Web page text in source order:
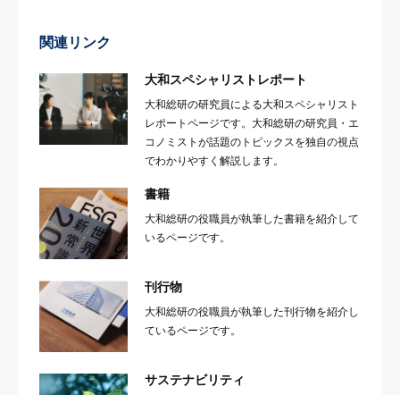
関連リンク
大和スペシャリストレポート
大和総研の研究員による大和スペシャリスト
レポートページです。大和総研の研究員・エ
コノミストが話題のトピックスを独自の視点
でわかりやすく解説します。
書籍
大和総研の役職員が執筆した書籍を紹介して
いるページです。
刊行物
大和総研の役職員が執筆した刊行物を紹介し
ているページです。
サステナビリティ